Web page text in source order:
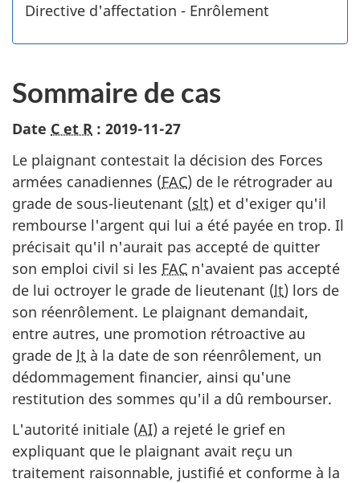
Directive d'affectation - Enrôlement
Sommaire de cas
Date C et R : 2019-11-27
Le plaignant contestait la décision des Forces
armées canadiennes (FAC) de le rétrograder au
grade de sous-lieutenant (slt) et d'exiger qu'il
rembourse l'argent qui lui a été payée en trop. Il
précisait qu'il n'aurait pas accepté de quitter
son emploi civil si les FAC n'avaient pas accepté
de lui octroyer le grade de lieutenant (lt) lors de
son réenrôlement. Le plaignant demandait,
entre autres, une promotion rétroactive au
grade de lt à la date de son réenrôlement, un
dédommagement financier, ainsi qu'une
restitution des sommes qu'il a dû rembourser.
L'autorité initiale (AI) a rejeté le grief en
expliquant que le plaignant avait reçu un
traitement raisonnable, justifié et conforme à la